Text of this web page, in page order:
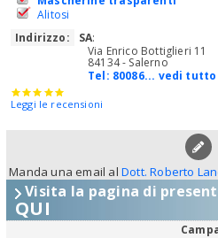
Alitosi
Indirizzo:
SA:
Via Enrico Bottiglieri 11
84134 - Salerno
Tel: 80086... vedi tutto
Leggi le recensioni
Manda una email alDott. Roberto
Visita la pagina di
QUI